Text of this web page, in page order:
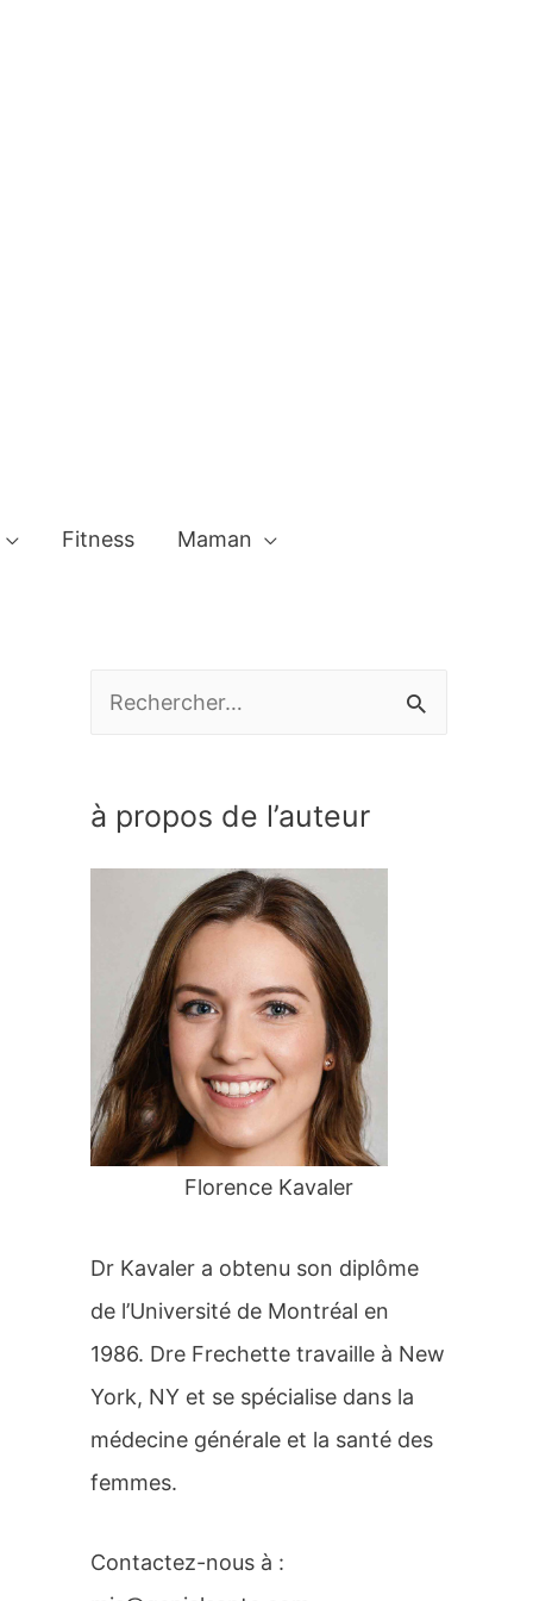
Fitness Maman
h
:
à propos de l’auteur
Florence Kavaler
Dr Kavaler a obtenu son diplôme
de l’Université de Montréal en
1986. Dre Frechette travaille à New
York, NY et se spécialise dans la
médecine générale et la santé des
femmes.
Contactez-nous à :